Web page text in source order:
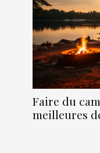
Faire du
meilleures